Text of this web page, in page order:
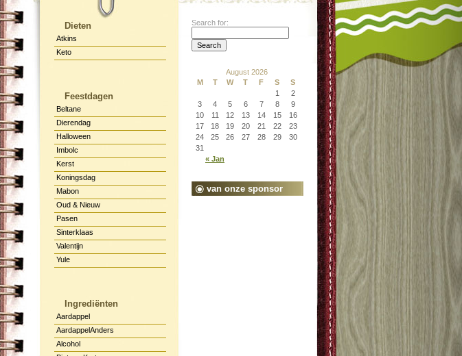
Dieten
Atkins
Keto
Feestdagen
Beltane
Dierendag
Halloween
Imbolc
Kerst
Koningsdag
Mabon
Oud & Nieuw
Pasen
Sinterklaas
Valentijn
Yule
Ingrediënten
Aardappel
AardappelAnders
Alcohol
Search for:
August 2026
M
T W T F S S
« Jan
1
2
3
4 5 6 7 8
9
10
11 12 13 14 15
16
17
18 19 20 21 22
23
24
25 26 27 28 29
30
31
van onze sponsor